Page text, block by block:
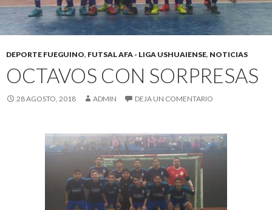
DEPORTE FUEGUINO, FUTSAL AFA - LIGA USHUAIENSE, NOTICIAS
OCTAVOS CON SORPRESAS
28 AGOSTO, 2018 ADMIN DEJA UN COMENTARIO